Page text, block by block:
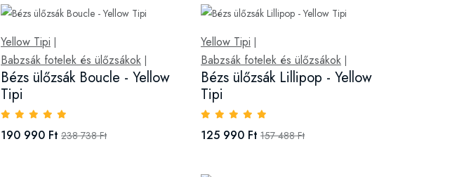
Yellow Tipi |
Babzsák fotelek és ülőzsákok|
Bézs ülőzsák Boucle - Yellow
Tipi
190 990 Ft 238 738 Ft
Yellow Tipi |
Babzsák fotelek és ülőzsákok|
Bézs ülőzsák Lillipop - Yellow
Tipi
125 990 Ft 157 488 Ft